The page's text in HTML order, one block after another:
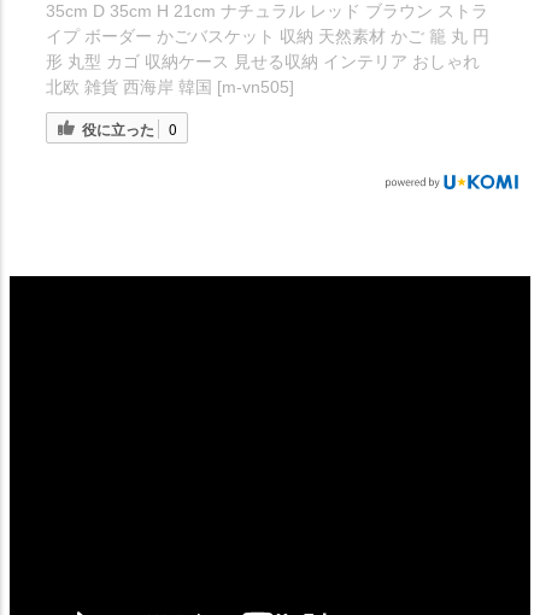
35cm D 35cm H 21cm ナチュラル レッド ブラウン ストラ
イプ ボーダー かごバスケット 収納 天然素材 かご 籠 丸 円
形 丸型 カゴ 収納ケース 見せる収納 インテリア おしゃれ
北欧 雑貨 西海岸 韓国 [m-vn505]
役に立った 0